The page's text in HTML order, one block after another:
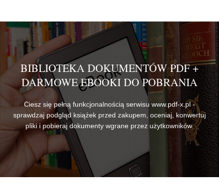
BIBLIOTEKA DOKUMENTÓW PDF +
DARMOWE EBOOKI DO POBRANIA
Ciesz się pełną funkcjonalnością serwisu www.pdf-x.pl -
sprawdzaj podgląd książek przed zakupem, oceniaj, konwertuj
pliki i pobieraj dokumenty wgrane przez użytkowników.